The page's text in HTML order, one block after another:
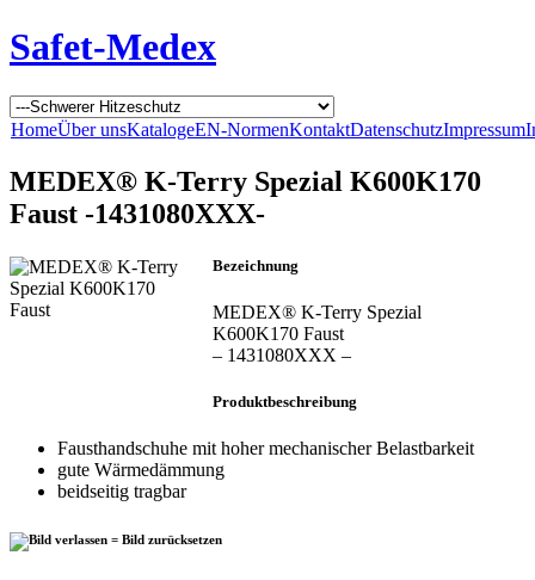
Safet-Medex
HomeÜber unsKatalogeEN-NormenKontaktDatenschutzImpressum
MEDEX® K-Terry Spezial K600K170
Faust -1431080XXX-
Bezeichnung
MEDEX® K-Terry Spezial
K600K170 Faust
– 1431080XXX –
Produktbeschreibung
Fausthandschuhe mit hoher mechanischer Belastbarkeit
gute Wärmedämmung
beidseitig tragbar